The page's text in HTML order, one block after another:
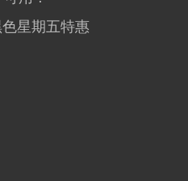
星期五特惠